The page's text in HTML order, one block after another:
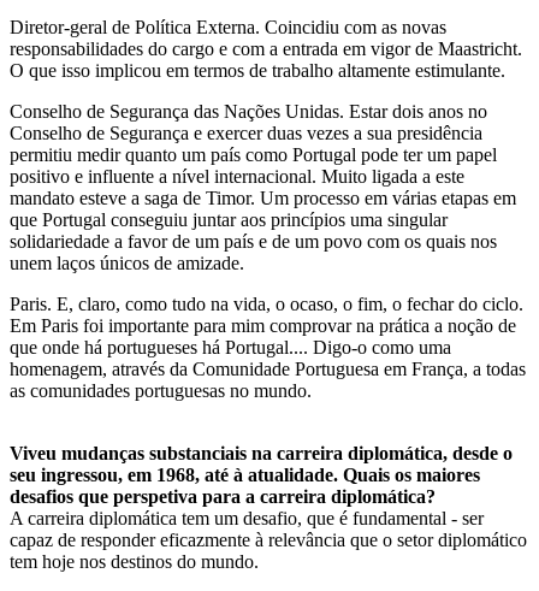
Diretor-geral de Política Externa. Coincidiu com as novas
responsabilidades do cargo e com a entrada em vigor de Maastricht.
O que isso implicou em termos de trabalho altamente estimulante.
Conselho de Segurança das Nações Unidas. Estar dois anos no
Conselho de Segurança e exercer duas vezes a sua presidência
permitiu medir quanto um país como Portugal pode ter um papel
positivo e influente a nível internacional. Muito ligada a este
mandato esteve a saga de Timor. Um processo em várias etapas em
que Portugal conseguiu juntar aos princípios uma singular
solidariedade a favor de um país e de um povo com os quais nos
unem laços únicos de amizade.
Paris. E, claro, como tudo na vida, o ocaso, o fim, o fechar do ciclo.
Em Paris foi importante para mim comprovar na prática a noção de
que onde há portugueses há Portugal.... Digo-o como uma
homenagem, através da Comunidade Portuguesa em França, a todas
as comunidades portuguesas no mundo.
Viveu mudanças substanciais na carreira diplomática, desde o
seu ingressou, em 1968, até à atualidade. Quais os maiores
desafios que perspetiva para a carreira diplomática?
A carreira diplomática tem um desafio, que é fundamental - ser
capaz de responder eficazmente à relevância que o setor diplomático
tem hoje nos destinos do mundo.